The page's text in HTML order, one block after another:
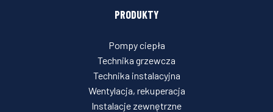
PRODUKTY
Pompy ciepła
Technika grzewcza
Technika instalacyjna
Wentylacja, rekuperacja
Instalacje zewnętrzne